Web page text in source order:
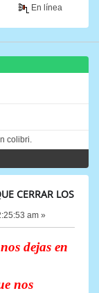
En línea
colibri.
CERRAR LOS
am »
dejas en
nos